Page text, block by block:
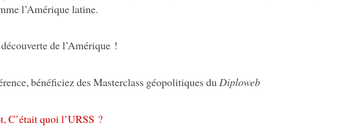
l’Amérique latine.
de l’Amérique !
bénéficiez des Masterclass géopolitiques duDiploweb
C’était quoi l’URSS ?